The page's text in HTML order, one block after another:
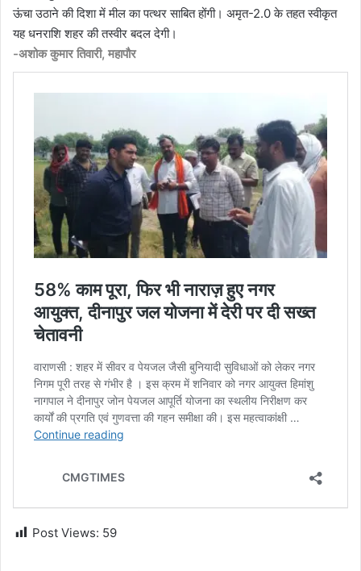
ऊंचा उठाने की दिशा में मील का पत्थर साबित होंगी। अमृत-2.0 के तहत स्वीकृत
यह धनराशि शहर की तस्वीर बदल देगी।
-अशोक कुमार तिवारी, महापौर
Post Views: 59